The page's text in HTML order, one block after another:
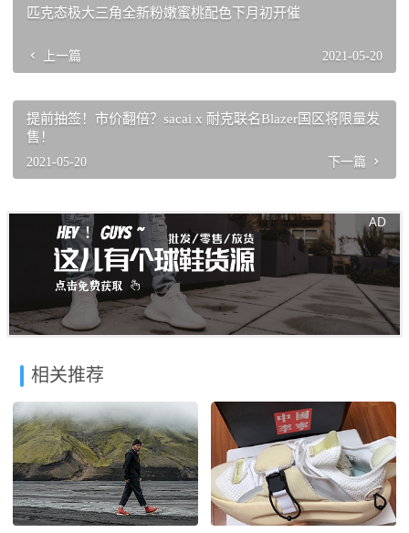
匹克态极大三角全新粉嫩蜜桃配色下月初开催
上一篇 2021-05-20
提前抽签！市价翻倍？sacai x 耐克联名Blazer国区将限量发
售！
2021-05-20 下一篇
相关推荐